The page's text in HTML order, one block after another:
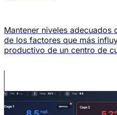
Mantener niveles adecuados
de los factores que más
productivo de un centro de
reducir la mortalidad,
lograrlo de manera eficiente